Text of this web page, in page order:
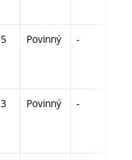
5 Povinný -
3 Povinný -